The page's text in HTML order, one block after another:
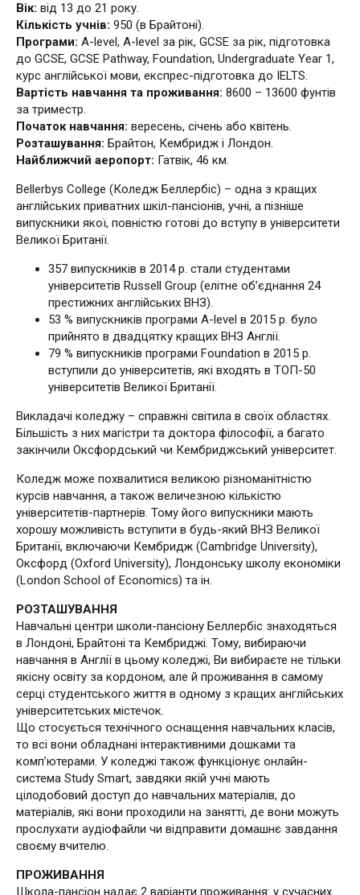
Вік: від 13 до 21 року.
Кількість учнів: 950 (в Брайтоні).
Програми: A-level, A-level за рік, GCSE за рік, підготовка
до GCSE, GCSE Pathway, Foundation, Undergraduate Year 1,
курс англійської мови, експрес-підготовка до IELTS.
Вартість навчання та проживання: 8600 – 13600 фунтів
за триместр.
Початок навчання: вересень, січень або квітень.
Розташування: Брайтон, Кембридж і Лондон.
Найближчий аеропорт: Гатвік, 46 км.
Bellerbys College (Коледж Беллербіс) – одна з кращих
англійських приватних шкіл-пансіонів, учні, а пізніше
випускники якої, повністю готові до вступу в університети
Великої Британії.
357 випускників в 2014 р. стали студентами
університетів Russell Group (елітне об’єднання 24
престижних англійських ВНЗ).
53 % випускників програми А-level в 2015 р. було
прийнято в двадцятку кращих ВНЗ Англії.
79 % випускників програми Foundation в 2015 р.
вступили до університетів, які входять в ТОП-50
університетів Великої Британії.
Викладачі коледжу – справжні світила в своїх областях.
Більшість з них магістри та доктора філософії, а багато
закінчили Оксфордський чи Кембриджський університет.
Коледж може похвалитися великою різноманітністю
курсів навчання, а також величезною кількістю
університетів-партнерів. Тому його випускники мають
хорошу можливість вступити в будь-який ВНЗ Великої
Британії, включаючи Кембридж (Cambridge University),
Оксфорд (Oxford University), Лондонську школу економіки
(London School of Economics) та ін.
РОЗТАШУВАННЯ
Навчальні центри школи-пансіону Беллербіс знаходяться
в Лондоні, Брайтоні та Кембриджі. Тому, вибираючи
навчання в Англії в цьому коледжі, Ви вибираєте не тільки
якісну освіту за кордоном, але й проживання в самому
серці студентського життя в одному з кращих англійських
університетських містечок.
Що стосується технічного оснащення навчальних класів,
то всі вони обладнані інтерактивними дошками та
комп’ютерами. У коледжі також функціонує онлайн-
система Study Smart, завдяки якій учні мають
цілодобовий доступ до навчальних матеріалів, до
матеріалів, які вони проходили на занятті, де вони можуть
прослухати аудіофайли чи відправити домашнє завдання
своєму вчителю.
ПРОЖИВАННЯ
Школа-пансіон надає 2 варіанти проживання: у сучасних